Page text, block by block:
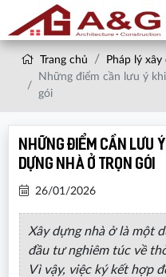
Trang chủ
Pháp lý xây
Những điểm cần lưu ý
gói
Những điểm cần lưu
dựng nhà ở trọn gói
26/01/2026
Xây dựng nhà ở là một
đầu tư nghiêm túc về
Vì vậy, việc ký kết hợp